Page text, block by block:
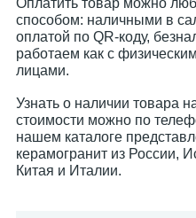
Оплатить товар можно
способом: наличными в
оплатой по QR-коду,
работаем как с
лицами.
Узнать о наличии товара
стоимости можно по
нашем каталоге
керамогранит из России,
Китая и Италии.